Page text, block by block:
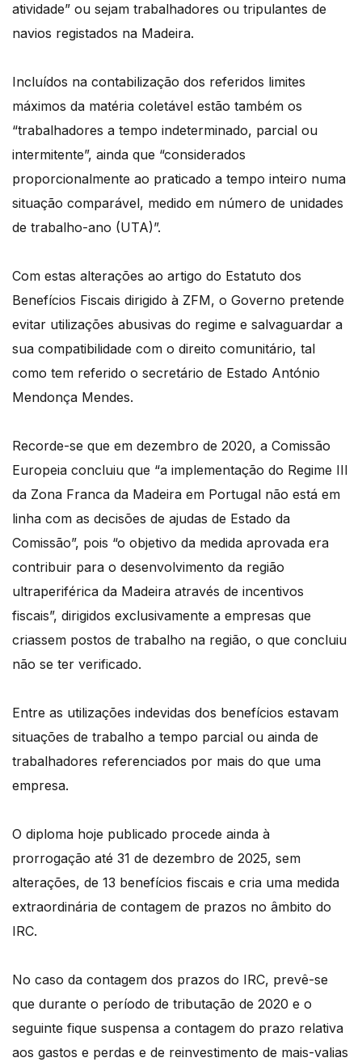
atividade” ou sejam trabalhadores ou tripulantes de
navios registados na Madeira.
Incluídos na contabilização dos referidos limites
máximos da matéria coletável estão também os
“trabalhadores a tempo indeterminado, parcial ou
intermitente”, ainda que “considerados
proporcionalmente ao praticado a tempo inteiro numa
situação comparável, medido em número de unidades
de trabalho-ano (UTA)”.
Com estas alterações ao artigo do Estatuto dos
Benefícios Fiscais dirigido à ZFM, o Governo pretende
evitar utilizações abusivas do regime e salvaguardar a
sua compatibilidade com o direito comunitário, tal
como tem referido o secretário de Estado António
Mendonça Mendes.
Recorde-se que em dezembro de 2020, a Comissão
Europeia concluiu que “a implementação do Regime III
da Zona Franca da Madeira em Portugal não está em
linha com as decisões de ajudas de Estado da
Comissão”, pois “o objetivo da medida aprovada era
contribuir para o desenvolvimento da região
ultraperiférica da Madeira através de incentivos
fiscais”, dirigidos exclusivamente a empresas que
criassem postos de trabalho na região, o que concluiu
não se ter verificado.
Entre as utilizações indevidas dos benefícios estavam
situações de trabalho a tempo parcial ou ainda de
trabalhadores referenciados por mais do que uma
empresa.
O diploma hoje publicado procede ainda à
prorrogação até 31 de dezembro de 2025, sem
alterações, de 13 benefícios fiscais e cria uma medida
extraordinária de contagem de prazos no âmbito do
IRC.
No caso da contagem dos prazos do IRC, prevê-se
que durante o período de tributação de 2020 e o
seguinte fique suspensa a contagem do prazo relativa
aos gastos e perdas e de reinvestimento de mais-valias